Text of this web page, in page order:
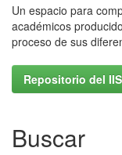
Un espacio para
académicos
proceso de sus
Repositorio del
Buscar